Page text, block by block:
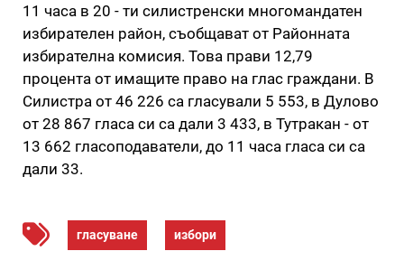
11 часа в 20 - ти силистренски многомандатен
избирателен район, съобщават от Районната
избирателна комисия. Това прави 12,79
процента от имащите право на глас граждани. В
Силистра от 46 226 са гласували 5 553, в Дулово
от 28 867 гласа си са дали 3 433, в Тутракан - от
13 662 гласоподаватели, до 11 часа гласа си са
дали 33.
гласуване избори